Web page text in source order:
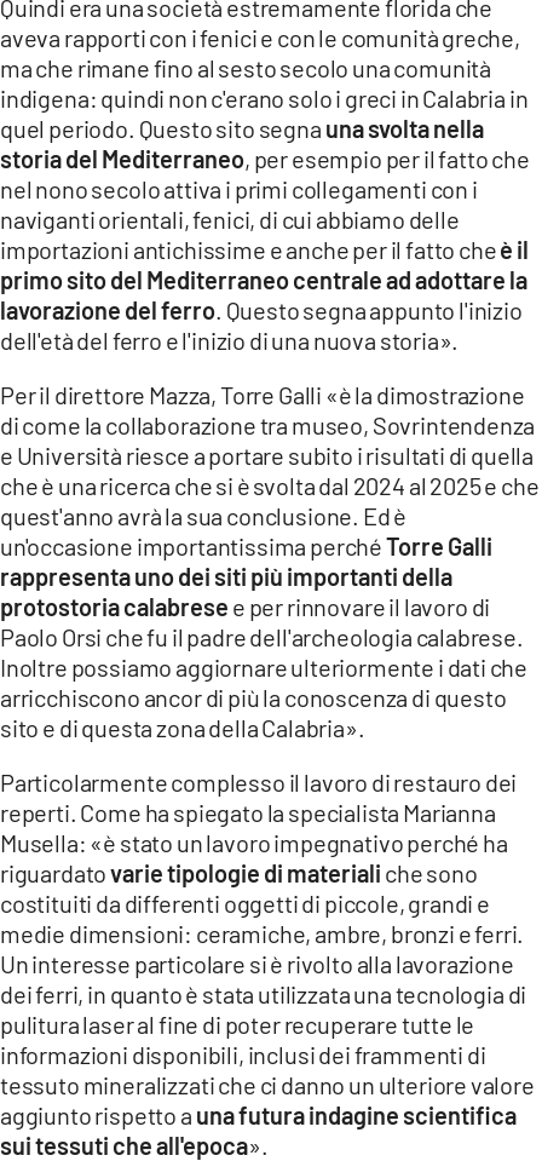
Quindi era una società estremamente florida che
aveva rapporti con i fenici e con le comunità greche,
ma che rimane fino al sesto secolo una comunità
indigena: quindi non c'erano solo i greci in Calabria in
quel periodo. Questo sito segna una svolta nella
storia del Mediterraneo, per esempio per il fatto che
nel nono secolo attiva i primi collegamenti con i
naviganti orientali, fenici, di cui abbiamo delle
importazioni antichissime e anche per il fatto cheè il
primo sito del Mediterraneo centrale ad adottare la
lavorazione del ferro . Questo segna appunto l'inizio
dell'età del ferro e l'inizio di una nuova storia».
Per il direttore Mazza, Torre Galli «è la dimostrazione
di come la collaborazione tra museo, Sovrintendenza
e Università riesce a portare subito i risultati di quella
che è una ricerca che si è svolta dal 2024 al 2025 e che
quest'anno avrà la sua conclusione. Ed è
un'occasione importantissima perchéTorre Galli
rappresenta uno dei siti più importanti della
protostoria calabrese e per rinnovare il lavoro di
Paolo Orsi che fu il padre dell'archeologia calabrese.
Inoltre possiamo aggiornare ulteriormente i dati che
arricchiscono ancor di più la conoscenza di questo
sito e di questa zona della Calabria».
Particolarmente complesso il lavoro di restauro dei
reperti. Come ha spiegato la specialista Marianna
Musella: «è stato un lavoro impegnativo perché ha
riguardatovarie tipologie di materiali che sono
costituiti da differenti oggetti di piccole, grandi e
medie dimensioni: ceramiche, ambre, bronzi e ferri.
Un interesse particolare si è rivolto alla lavorazione
dei ferri, in quanto è stata utilizzata una tecnologia di
pulitura laser al fine di poter recuperare tutte le
informazioni disponibili, inclusi dei frammenti di
tessuto mineralizzati che ci danno un ulteriore valore
aggiunto rispetto a una futura indagine scientifica
sui tessuti che all'epoca».